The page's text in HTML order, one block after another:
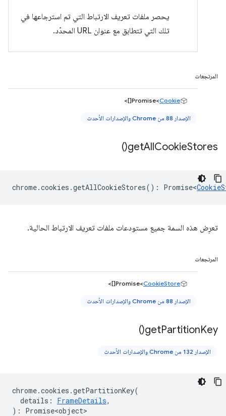
يحصر ملفات تعريف الارتباط التي تم استرجاعها في
تلك التي تتطابق مع عنوان URL المحدّد.
المرتجعات
Promise<Cookie
[]>
الإصدار 88 من Chrome والإصدارات الأحدث
getAllCookieStores(
)
chrome.cookies .getAllCookieStores() : Promise<
تعرِض هذه السمة جميع مستودعات ملفات تعريف الارتباط الحالية.
المرتجعات
Promise<CookieStore
[]>
الإصدار 88 من Chrome والإصدارات الأحدث
getPartitionKey(
)
الإصدار 132 من Chrome والإصدارات الأحدث
chrome.cookies .getPartitionKey(
details : FrameDetails,
) : Promise<object>